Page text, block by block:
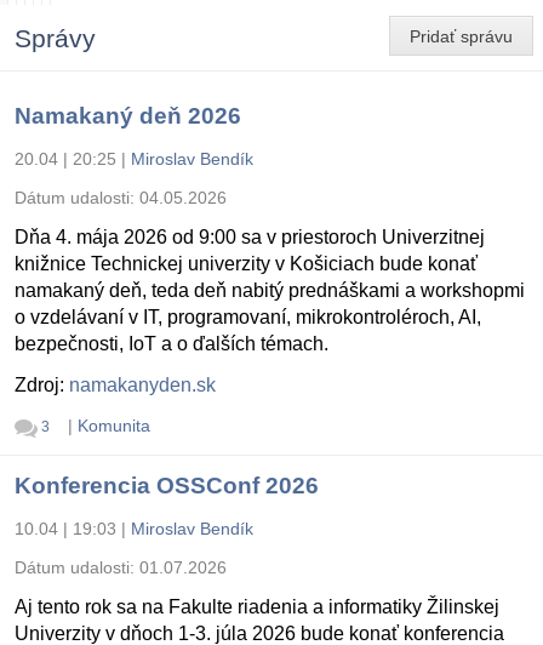
Pridať správu
Správy
Namakaný deň 2026
20.04 | 20:25 | Miroslav Bendík
Dátum udalosti: 04.05.2026
Dňa 4. mája 2026 od 9:00 sa v priestoroch Univerzitnej
knižnice Technickej univerzity v Košiciach bude konať
namakaný deň, teda deň nabitý prednáškami a workshopmi
o vzdelávaní v IT, programovaní, mikrokontroléroch, AI,
bezpečnosti, IoT a o ďalších témach.
Zdroj: namakanyden.sk
3 | Komunita
Konferencia OSSConf 2026
10.04 | 19:03 | Miroslav Bendík
Dátum udalosti: 01.07.2026
Aj tento rok sa na Fakulte riadenia a informatiky Žilinskej
Univerzity v dňoch 1-3. júla 2026 bude konať konferencia